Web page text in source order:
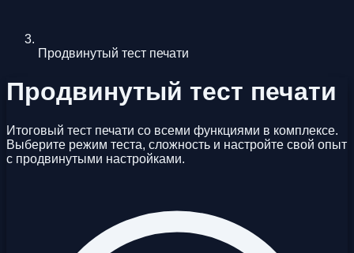
Продвинутый тест печати
Продвинутый тест печати
Итоговый тест печати со всеми функциями в комплексе.
Выберите режим теста, сложность и настройте свой опыт
с продвинутыми настройками.